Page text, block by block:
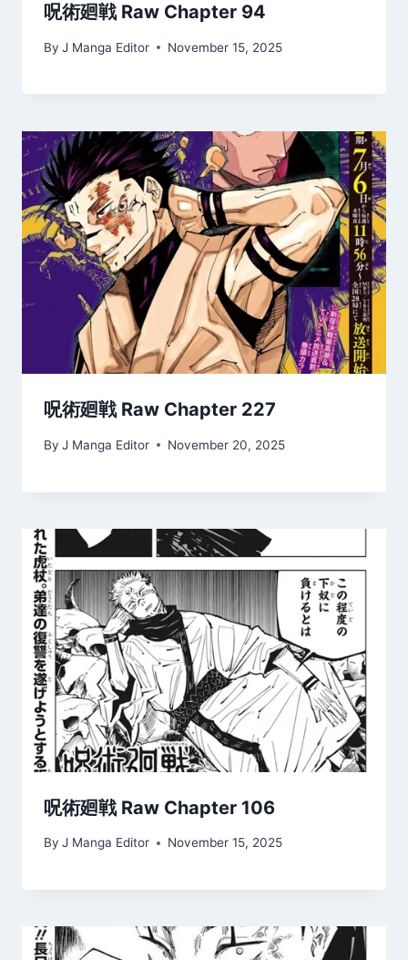
呪術廻戦 Raw Chapter 94
By J Manga Editor November 15, 2025
呪術廻戦 Raw Chapter 227
By J Manga Editor November 20, 2025
呪術廻戦 Raw Chapter 106
By J Manga Editor November 15, 2025